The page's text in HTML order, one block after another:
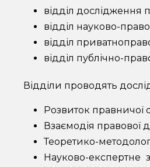
відділ дослідження
відділ науково-
відділ
відділ публічно-
Відділи проводять
Розвиток правничої
Взаємодія правової
Теоретико-
Науково-експертне